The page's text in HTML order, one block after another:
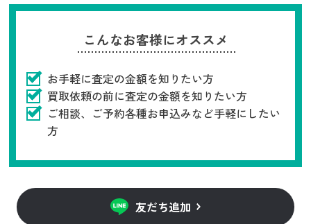
こんなお客様にオススメ
お手軽に査定の金額を知りたい方
買取依頼の前に査定の金額を知りたい方
ご相談、ご予約各種お申込みなど手軽にしたい
方
友だち追加